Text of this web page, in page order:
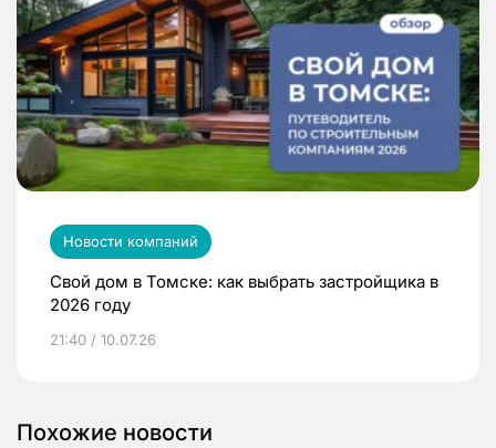
Новости компаний
Свой дом в Томске: как выбрать застройщика в
2026 году
21:40 / 10.07.26
Похожие новости